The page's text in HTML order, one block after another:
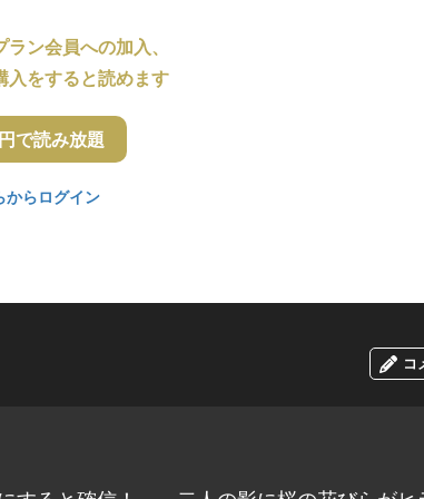
ン会員への加入、
入をすると読めます
で読み放題
からログイン
コ